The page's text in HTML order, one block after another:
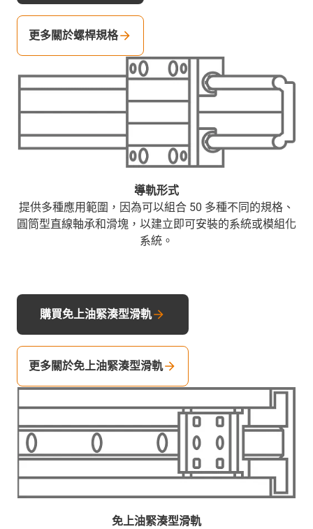
導軌形式
提供多種應用範圍，因為可以組合 50 多種不同的規格、
圓筒型直線軸承和滑塊，以建立即可安裝的系統或模組化
系統。
更多關於螺桿規格
免上油緊湊型滑軌
購買免上油緊湊型滑軌
更多關於免上油緊湊型滑軌